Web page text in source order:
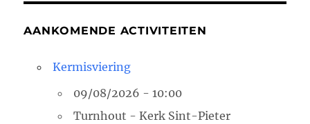
AANKOMENDE ACTIVITEITEN
Kermisviering
09/08/2026 - 10:00
Turnhout - Kerk Sint-Pieter